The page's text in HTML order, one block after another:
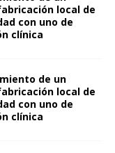
local de
con uno de
clínica
de un
local de
con uno de
clínica